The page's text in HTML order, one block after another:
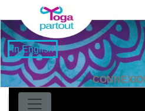
in English
Find